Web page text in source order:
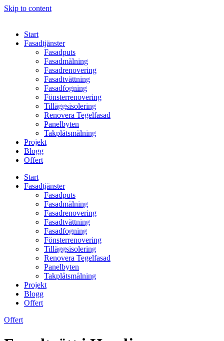
Skip to content
Start
Fasadtjänster
Fasadputs
Fasadmålning
Fasadrenovering
Fasadtvättning
Fasadfogning
Fönsterrenovering
Tilläggsisolering
Renovera Tegelfasad
Panelbyten
Takplåtsmålning
Projekt
Blogg
Offert
Start
Fasadtjänster
Fasadputs
Fasadmålning
Fasadrenovering
Fasadtvättning
Fasadfogning
Fönsterrenovering
Tilläggsisolering
Renovera Tegelfasad
Panelbyten
Takplåtsmålning
Projekt
Blogg
Offert
Offert